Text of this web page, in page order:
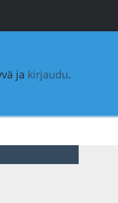
ja kirjaudu.